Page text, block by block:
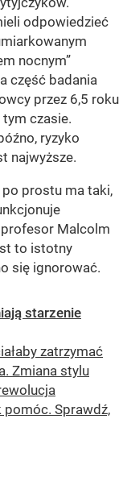
odpowiedzieć
nocnym”
część badania
przez 6,5 roku
czasie.
ryzyko
najwyższe.
po prostu ma taki,
Malcolm
to istotny
się ignorować.
starzenie
zatrzymać
Zmiana stylu
Sprawdź,